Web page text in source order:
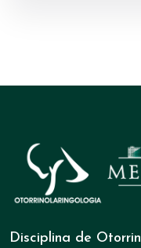
Disciplina de